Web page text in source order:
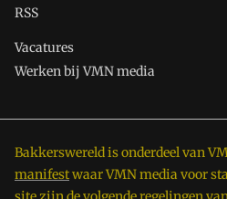
RSS
Vacatures
Werken bij VMN media
Bakkerswereld is onderdeel van
manifestwaar VMN media voor